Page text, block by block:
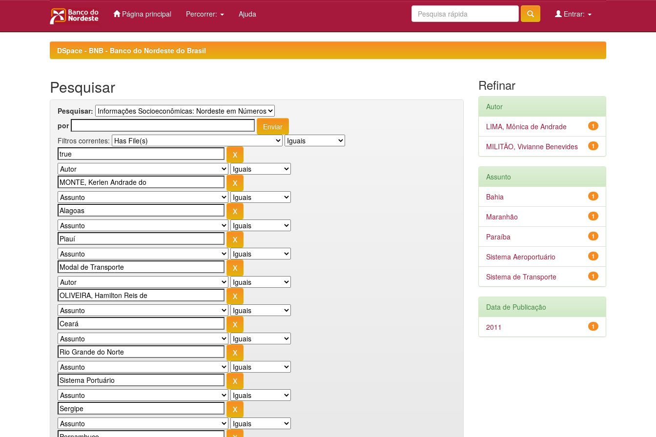
Página principal Percorrer: Ajuda Entrar:
DSpace - BNB - Banco do Nordeste do Brasil
Pesquisar
Pesquisar:
por
Filtros correntes:
Refinar
Autor
1
LIMA, Mônica de Andrade
1
MILITÃO, Vivianne Benevides
Assunto
1
Bahia
1
Maranhão
1
Paraíba
1
Sistema Aeroportuário
1
Sistema de Transporte
Data de Publicação
1
2011